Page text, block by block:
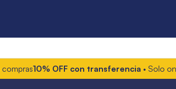
10% OFF con transferencia• Solo online6